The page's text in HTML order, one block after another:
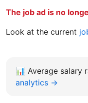
The job ad is no
Look at the current
📊 Average salary
analytics →